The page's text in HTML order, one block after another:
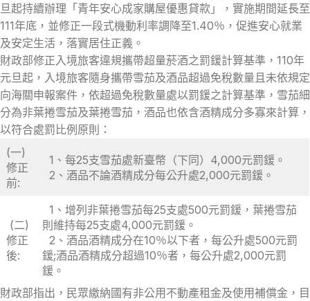
旦起持續辦理「青年安心成家購屋優惠貸款」，實施期間延長至
111年底，並修正一段式機動利率調降至1.40％，促進安心就業
及安定生活，落實居住正義。
財政部修正入境旅客違規攜帶超量菸酒之罰鍰計算基準，110年
元旦起，入境旅客隨身攜帶雪茄及酒品超過免稅數量且未依規定
向海關申報案件，依超過免稅數量處以罰鍰之計算基準，雪茄細
分為非葉捲雪茄及葉捲雪茄，酒品也依含酒精成分多寡來計算，
以符合處罰比例原則：
(一)
修正
前:
1、每25支雪茄處新臺幣（下同）4,000元罰鍰。
2、酒品不論酒精成分每公升處2,000元罰鍰。
(二)
修正
後:
1、增列非葉捲雪茄每25支處500元罰鍰，葉捲雪茄
則維持每25支處4,000元罰鍰。
2、酒品酒精成分在10％以下者，每公升處500元罰
鍰;酒品酒精成分超過10％者，每公升處2,000元罰
鍰。
財政部指出，民眾繳納國有非公用不動產租金及使用補償金，目